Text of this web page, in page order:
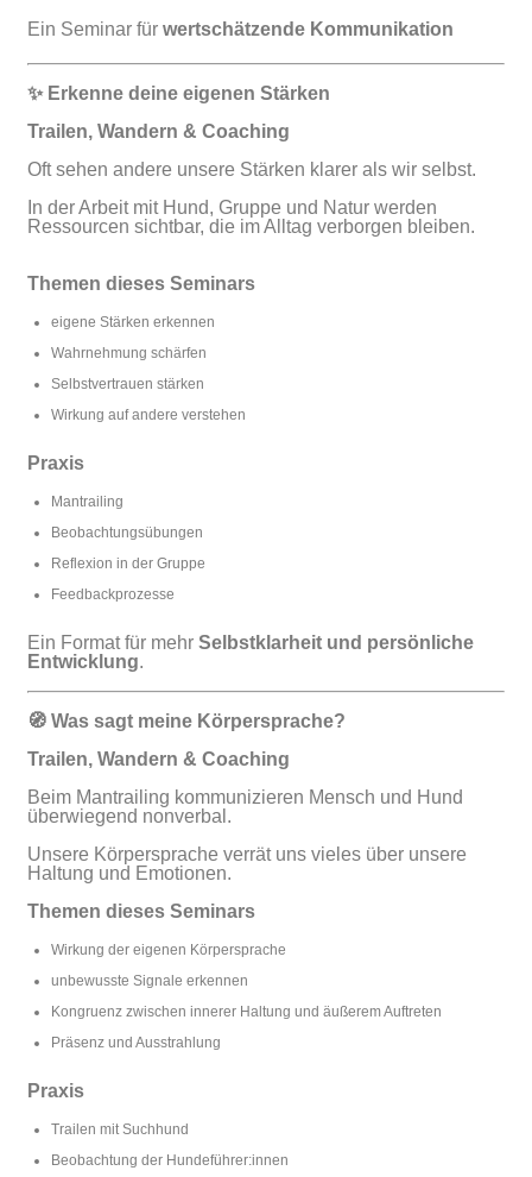
Ein Seminar fürwertschätzende Kommunikation
✨ Erkenne deine eigenen Stärken
Trailen, Wandern & Coaching
Oft sehen andere unsere Stärken klarer als wir selbst.
In der Arbeit mit Hund, Gruppe und Natur werden
Ressourcen sichtbar, die im Alltag verborgen bleiben.
Themen dieses Seminars
eigene Stärken erkennen
Wahrnehmung schärfen
Selbstvertrauen stärken
Wirkung auf andere verstehen
Praxis
Mantrailing
Beobachtungsübungen
Reflexion in der Gruppe
Feedbackprozesse
Ein Format für mehrSelbstklarheit und persönliche
Entwicklung.
🧭 Was sagt meine Körpersprache?
Trailen, Wandern & Coaching
Beim Mantrailing kommunizieren Mensch und Hund
überwiegend nonverbal.
Unsere Körpersprache verrät uns vieles über unsere
Haltung und Emotionen.
Themen dieses Seminars
Wirkung der eigenen Körpersprache
unbewusste Signale erkennen
Kongruenz zwischen innerer Haltung und äußerem Auftreten
Präsenz und Ausstrahlung
Praxis
Trailen mit Suchhund
Beobachtung der Hundeführer:innen